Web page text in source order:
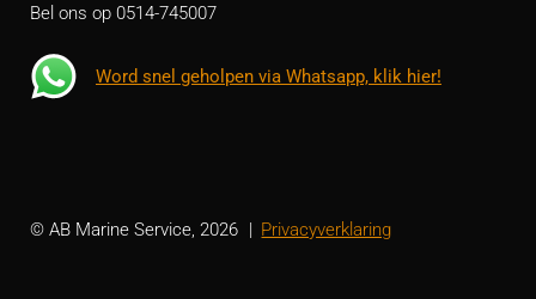
Bel ons op 0514-745007
Word snel geholpen via Whatsapp, klik hier!
© AB Marine Service, 2026 Privacyverklaring